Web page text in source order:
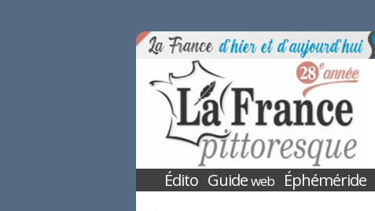
Édito Guideweb Éphéméride